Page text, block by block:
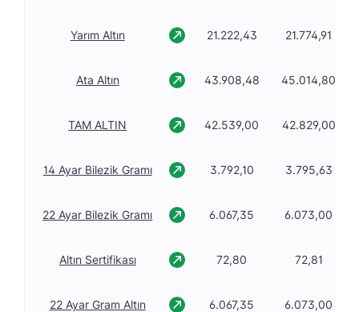
Yarım Altın 21.222,43 21.774,91
Ata Altın 43.908,48 45.014,80
TAM ALTIN 42.539,00 42.829,00
14 Ayar Bilezik Gramı 3.792,10 3.795,63
22 Ayar Bilezik Gramı 6.067,35 6.073,00
Altın Sertifikası 72,80 72,81
22 Ayar Gram Altın 6.067,35 6.073,00